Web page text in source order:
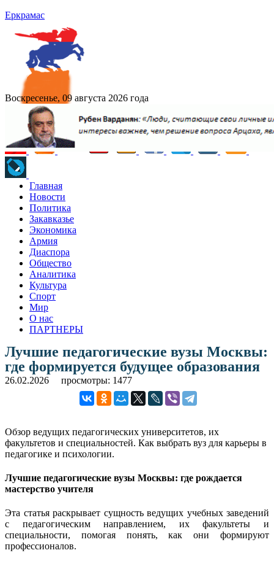
Еркрамас
Воскресенье, 09 августа 2026 года
Главная
Новости
Политика
Закавказье
Экономика
Армия
Диаспора
Общество
Аналитика
Культура
Спорт
Мир
О нас
ПАРТНЕРЫ
Лучшие педагогические вузы Москвы:
где формируется будущее образования
26.02.2026 просмотры: 1477
Обзор ведущих педагогических университетов, их
факультетов и специальностей. Как выбрать вуз для карьеры в
педагогике и психологии.
Лучшие педагогические вузы Москвы: где рождается
мастерство учителя
Эта статья раскрывает сущность ведущих учебных заведений
с педагогическим направлением, их факультеты и
специальности, помогая понять, как они формируют
профессионалов.